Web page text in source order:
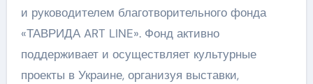
и руководителем благотворительного фонда
«ТАВРИДА ART LINE». Фонд активно
поддерживает и осуществляет культурные
проекты в Украине, организуя выставки,